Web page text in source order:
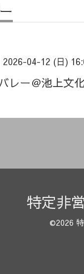
2026-04-12 (日)
レー＠池上文
特定非
©2026